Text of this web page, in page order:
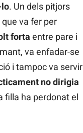
. Un dels pitjors
va fer per
forta entre pare i
va enfadar-se
i tampoc va servir
no dirigia
filla ha perdonat el